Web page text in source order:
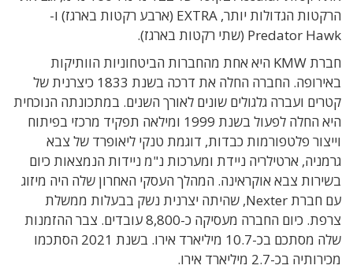
הרקטות הגדולות יותר, EXTRA (ארבע רקטות בארגז) ו-
Predator Hawk (שתי רקטות בארגז).
חברת KMW היא אחת מהחברות הביטחוניות הוותיקות
באירופה. החברה החלה את דרכה בשנת 1833 כיצרנית של
קטרים ועברה גלגולים שונים לאורך השנים. במתכונתה הנוכחית
היא החלה לפעול בשנת 1999 ומילאה תפקיד מרכזי בפיתוח
וייצור פלטפורמות כבדות, דוגמת טנקי ליאופרד של צבא
גרמניה, ארטילריה ניידת ומערכות נ"מ ניידות הנמצאות כיום
בשירות צבא אוקראינה. המהלך העסקי האחרון שלה היה מיזוג
עם חברת Nexter, שהיתה יצרנית נשק בבעלות ממשלת
צרפת. כיום החברה מעסיקה כ-8,800 עובדים. צבר ההזמנות
שלה מסתכם בכ-10.7 מיליארד אירו. בשנת 2021 הסתכמו
מכירותיה בכ-2.7 מיליארד אירו.